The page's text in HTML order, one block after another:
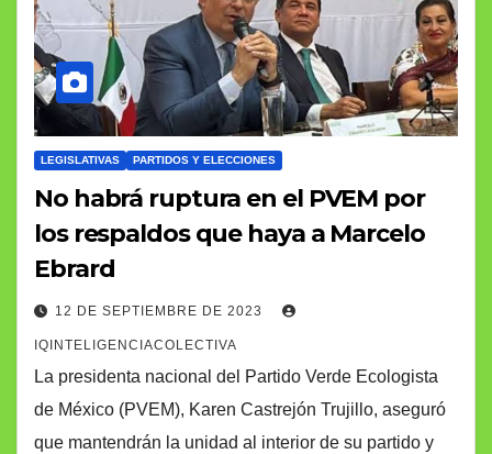
LEGISLATIVAS PARTIDOS Y ELECCIONES
No habrá ruptura en el PVEM por
los respaldos que haya a Marcelo
Ebrard
12 DE SEPTIEMBRE DE 2023
IQINTELIGENCIACOLECTIVA
La presidenta nacional del Partido Verde Ecologista
de México (PVEM), Karen Castrejón Trujillo, aseguró
que mantendrán la unidad al interior de su partido y